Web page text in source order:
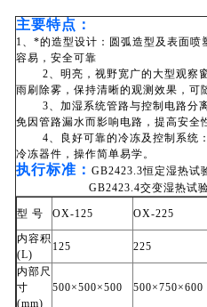
主要特点：
1、*的造型设计：圆弧造型及表面
容易，安全可靠
2、明亮，视野宽广的大型观察窗
雨刷除雾，保持清晰的观测效果，可
3、加湿系统管路与控制电路分离
免因管路漏水而影响电路，提高安全
4、良好可靠的冷冻及控制系统：
冷冻器件，操作简单易学。
执行标准：GB2423.3恒定湿热试
GB2423.4交变湿热试验
型 号 OX-125
OX-225
内容积
(L)
125
225
内部尺
寸
(mm)
500×500×500 500×750×600